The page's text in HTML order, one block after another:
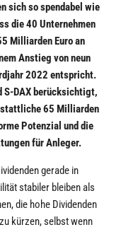
sich so spendabel wie
die 40 Unternehmen
Milliarden Euro an
Anstieg von neun
2022 entspricht.
S-DAX berücksichtigt,
stattliche 65 Milliarden
Potenzial und die
für Anleger.
gerade in
stabiler bleiben als
die hohe Dividenden
kürzen, selbst wenn